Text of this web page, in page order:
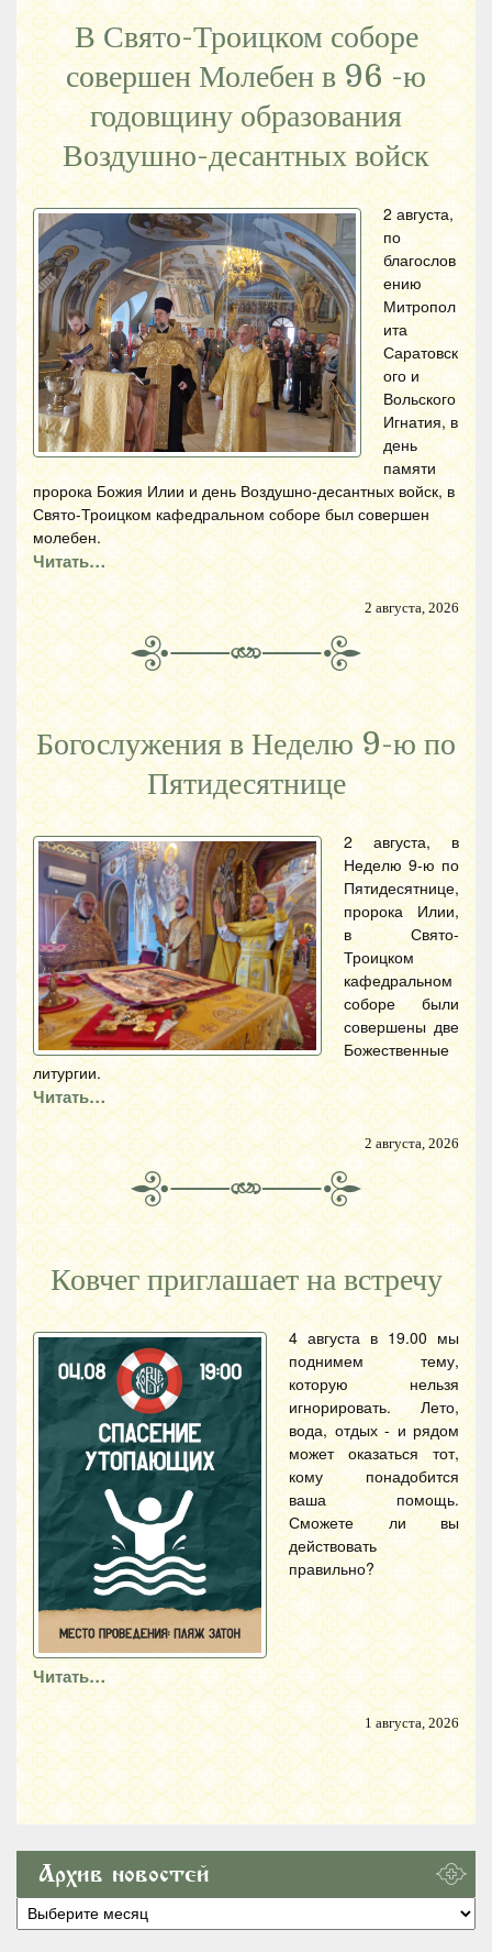
В Свято-Троицком соборе
совершен Молебен в 96 -ю
годовщину образования
Воздушно-десантных войск
2 августа,
по
благослов
ению
Митропол
ита
Саратовск
ого и
Вольского
Игнатия, в
день
памяти
пророка Божия Илии и день Воздушно-десантных войск, в
Свято-Троицком кафедральном соборе был совершен
молебен.
Читать…
2 августа, 2026
Богослужения в Неделю 9-ю по
Пятидесятнице
2 августа, в
Неделю 9-ю по
Пятидесятнице,
пророка Илии,
в Свято-
Троицком
кафедральном
соборе были
совершены две
Божественные
литургии.
Читать…
2 августа, 2026
Ковчег приглашает на встречу
4 августа в 19.00 мы
поднимем тему,
которую нельзя
игнорировать. Лето,
вода, отдых - и рядом
может оказаться тот,
кому понадобится
ваша помощь.
Сможете ли вы
действовать
правильно?
Читать…
1 августа, 2026
Архив новостей
Архив
новостей